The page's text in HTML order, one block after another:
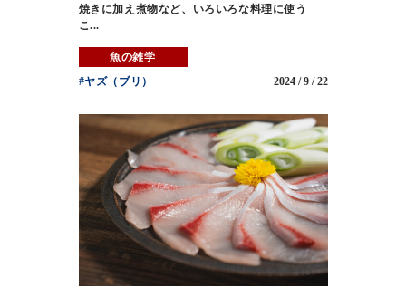
焼きに加え煮物など、いろいろな料理に使う
こ...
魚の雑学
#ヤズ（ブリ）
2024 / 9 / 22